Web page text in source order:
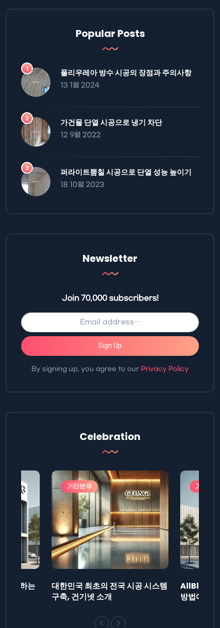
Popular Posts
폴리우레아 방수 시공의 장점과 주의사항
13 1월 2024
가건물 단열 시공으로 냉기 차단
12 9월 2022
퍼라이트뿜칠 시공으로 단열 성능 높이기
18 10월 2023
Newsletter
Join 70,000 subscribers!
Sign Up
By signing up, you agree to our Privacy Policy
Celebration
제출하는
기타분류
대한민국 최초의 전국 시공 시스템
구축, 건기넷 소개
기타분
AllBlog에
방법에 대